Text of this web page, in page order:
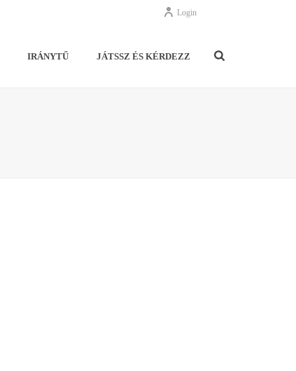
Login
IRÁNYTŰ JÁTSSZ ÉS KÉRDEZZ